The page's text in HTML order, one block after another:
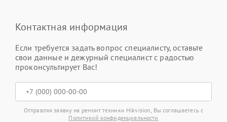
Контактная информация
Если требуется задать вопрос специалисту, оставьте
свои данные и дежурный специалист с радостью
проконсультирует Вас!
Отправляя заявку на ремонт техники Hikvision, Вы соглашаетесь с
Политикой конфиденциальности